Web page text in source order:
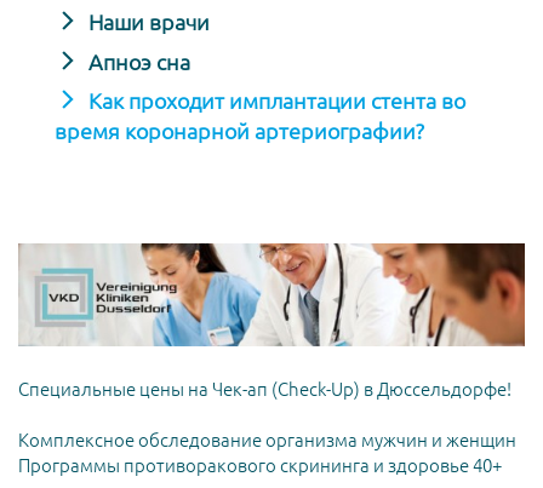
Наши врачи
Апноэ сна
Как проходит имплантации стента во
время коронарной артериографии?
Специальные цены на Чек-ап (Check-Up) в Дюссельдорфе!
Комплексное обследование организма мужчин и женщин
Программы противоракового скрининга и здоровье 40+